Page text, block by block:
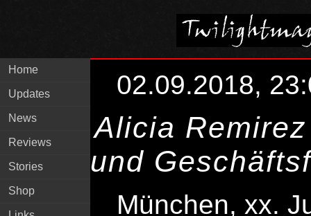
Home
Updates
News
Reviews
Stories
Shop
02.09.2018,
Alicia
und
München, xx.